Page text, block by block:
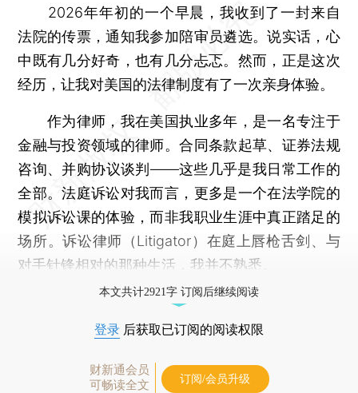
2026年年初的一个早晨，我收到了一封来自
法院的传票，通知我参加陪审员遴选。说实话，心
中既有几分好奇，也有几分忐忑。然而，正是这次
经历，让我对美国的法律制度有了一次亲身体验。
作为律师，我在美国执业多年，是一名专注于
金融与投资领域的律师。合同条款起草、证券法规
咨询、并购协议谈判——这些几乎是我日常工作的
全部。法庭诉讼对我而言，更多是一个在法学院的
模拟诉讼课的体验，而非我职业生涯中真正踏足的
场所。诉讼律师（Litigator）在庭上唇枪舌剑、与
对手针锋相对的那种生活，我并不熟悉。
本文共计2921字 订阅后继续阅读
登录 后获取已订阅的阅读权限
财新通会员
可畅读全文
订阅/会员升级